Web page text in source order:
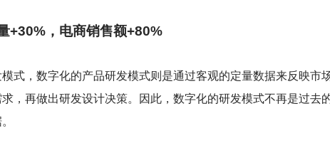
+30%，电商销售额+80%
式，数字化的产品研发模式则是通过客观的定量数据来反映市
，再做出研发设计决策。因此，数字化的研发模式不再是过去